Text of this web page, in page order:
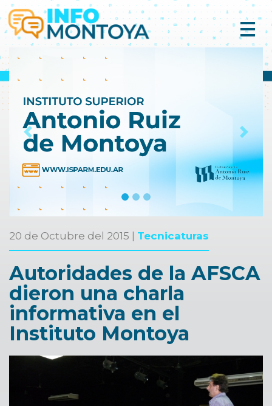
Previous Next
20 de Octubre del 2015 | Tecnicaturas
Autoridades de la AFSCA
dieron una charla
informativa en el
Instituto Montoya